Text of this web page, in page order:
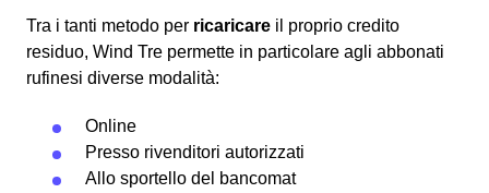
Tra i tanti metodo per ricaricare il proprio credito
residuo, Wind Tre permette in particolare agli abbonati
rufinesi diverse modalità:
Online
Presso rivenditori autorizzati
Allo sportello del bancomat